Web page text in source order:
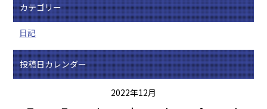
カテゴリー
日記
投稿日カレンダー
2022年12月